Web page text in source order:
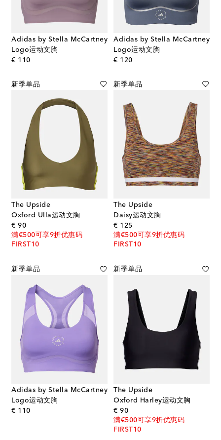
Adidas by Stella McCartney
Logo运动文胸
€ 110original price
Adidas by Stella McCartney
Logo运动文胸
€ 120original price
新季单品
The Upside
Oxford Ulla运动文胸
€ 90original price
满€500可享9折优惠码
FIRST10
新季单品
The Upside
Daisy运动文胸
€ 125original price
满€500可享9折优惠码
FIRST10
新季单品
Adidas by Stella McCartney
Logo运动文胸
€ 110original price
新季单品
The Upside
Oxford Harley运动文胸
€ 90original price
满€500可享9折优惠码
FIRST10